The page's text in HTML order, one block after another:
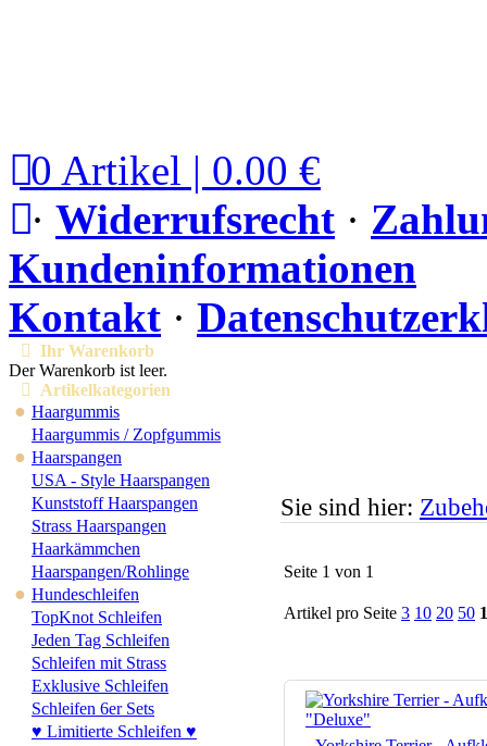
0 Artikel | 0.00 €
· Widerrufsrecht ·
Kundeninformationen
Kontakt ·
Ihr Warenkorb
Der Warenkorb ist leer.
Artikelkategorien
● Haargummis
Haargummis / Zopfgummis
● Haarspangen
USA - Style Haarspangen
Kunststoff Haarspangen
Strass Haarspangen
Haarkämmchen
Haarspangen/Rohlinge
● Hundeschleifen
TopKnot Schleifen
Jeden Tag Schleifen
Schleifen mit Strass
Exklusive Schleifen
Schleifen 6er Sets
♥ Limitierte Schleifen ♥
Sie sind hier:
Seite 1 von 1
Artikel pro Seite 3 10 20 50